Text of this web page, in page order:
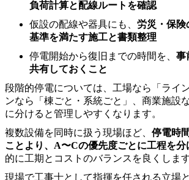
負荷計算と配線ルートを確認
仮設の配線や器具にも、 労災・保険
基準を満たす施工と書類整理
停電開始から復旧までの時間を、 事
共有しておくこと
段階的停電については、工場なら「ライ
ンなら「棟ごと・系統ごと」、商業施設
に分けると管理しやすくなります。
複数設備を同時に扱う現場ほど、 停電時
ことより、A〜Cの優先度ごとに工程を分
的に工期とコストのバランスを良くします
現場で工事士として指揮を任される立場